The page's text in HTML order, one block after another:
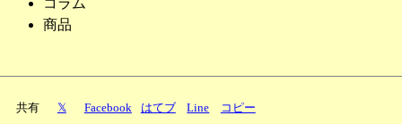
コラム
商品
共有 𝕏 Facebook はてブ Line コピー